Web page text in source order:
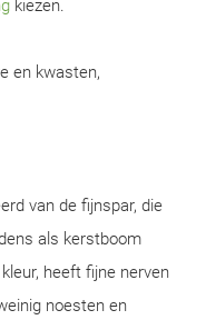
kiezen.
en kwasten,
van de fijnspar, die
als kerstboom
heeft fijne nerven
noesten en